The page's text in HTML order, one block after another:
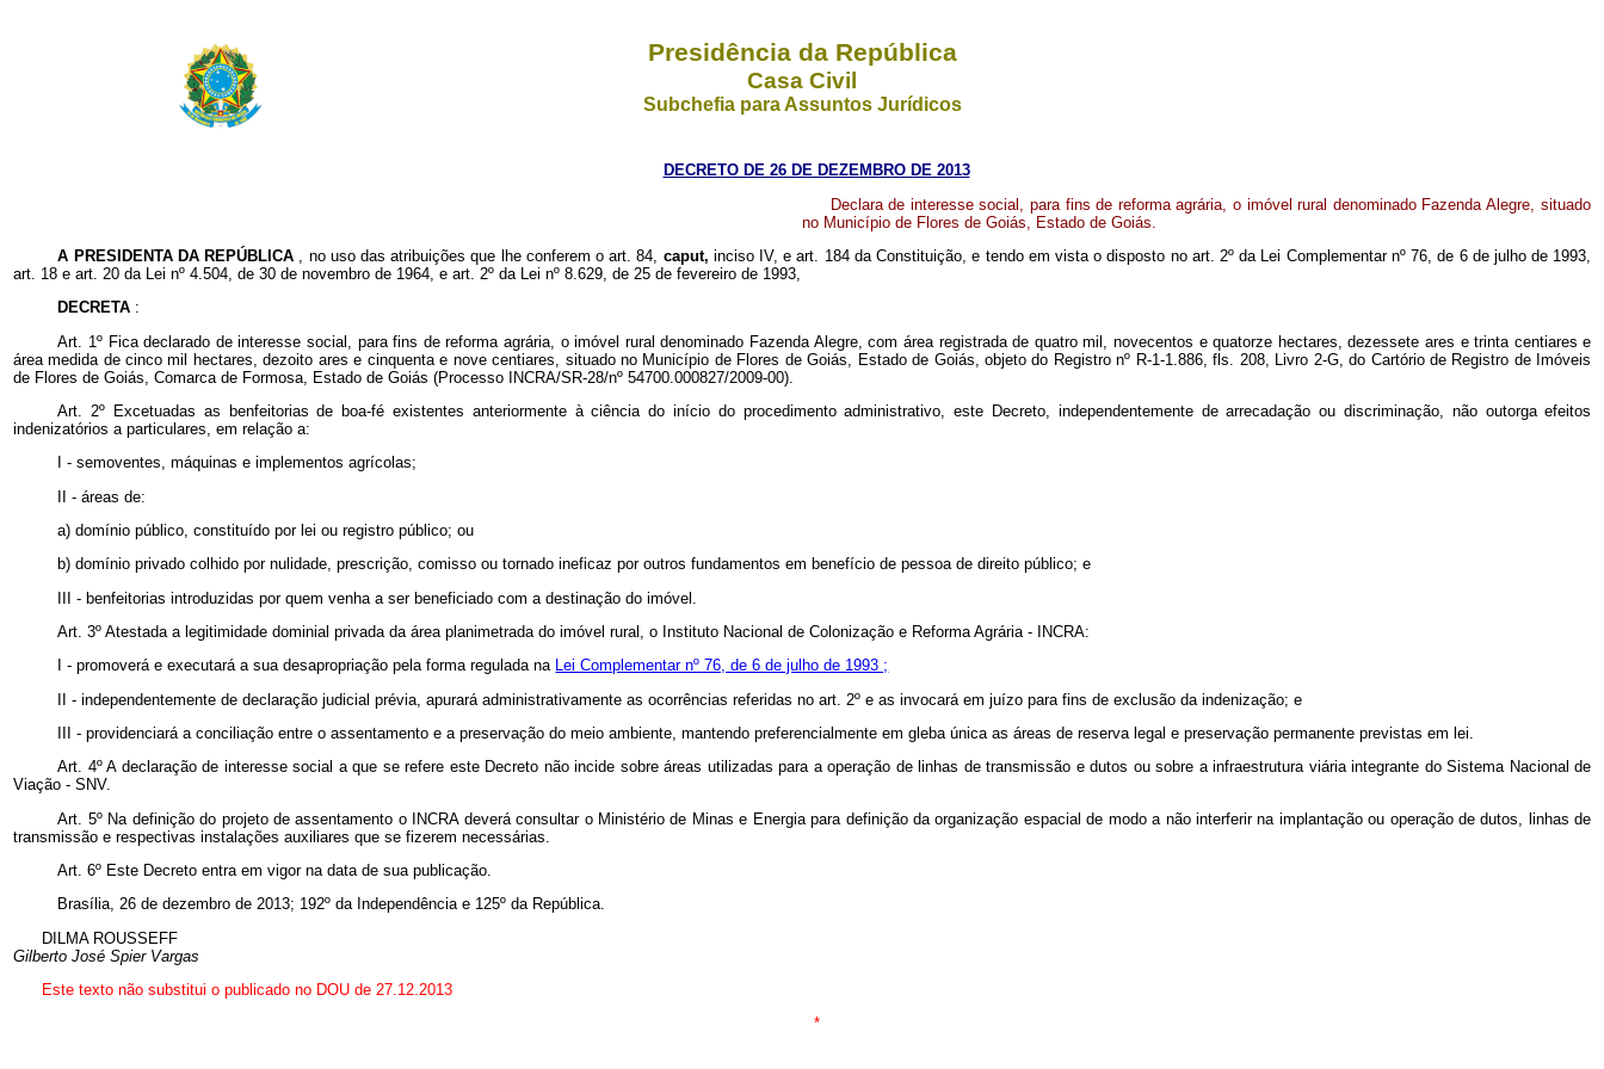
Presidência da República
Casa Civil
Subchefia para Assuntos Jurídicos
DECRETO DE 26 DE DEZEMBRO DE 2013
Declara de interesse social, para fins de reforma agrária, o imóvel rural denominado Fazenda Alegre, situado
no Município de Flores de Goiás, Estado de Goiás.
A PRESIDENTA DA REPÚBLICA
, no uso das atribuições que lhe conferem o art. 84, caput, inciso IV, e art. 184 da Constituição, e tendo em vista o disposto no art. 2º da Lei Complementar nº 76, de 6 de julho de 1993,
art. 18 e art. 20 da Lei nº 4.504, de 30 de novembro de 1964, e art. 2º da Lei nº 8.629, de 25 de fevereiro de 1993,
DECRETA :
Art. 1º Fica declarado de interesse social, para fins de reforma agrária, o imóvel rural denominado Fazenda Alegre, com área registrada de quatro mil, novecentos e quatorze hectares, dezessete ares e trinta centiares e
área medida de cinco mil hectares, dezoito ares e cinquenta e nove centiares, situado no Município de Flores de Goiás, Estado de Goiás, objeto do Registro nº R-1-1.886, fls. 208, Livro 2-G, do Cartório de Registro de Imóveis
de Flores de Goiás, Comarca de Formosa, Estado de Goiás (Processo INCRA/SR-28/nº 54700.000827/2009-00).
Art. 2º Excetuadas as benfeitorias de boa-fé existentes anteriormente à ciência do início do procedimento administrativo, este Decreto, independentemente de arrecadação ou discriminação, não outorga efeitos
indenizatórios a particulares, em relação a:
I - semoventes, máquinas e implementos agrícolas;
II - áreas de:
a) domínio público, constituído por lei ou registro público; ou
b) domínio privado colhido por nulidade, prescrição, comisso ou tornado ineficaz por outros fundamentos em benefício de pessoa de direito público; e
III - benfeitorias introduzidas por quem venha a ser beneficiado com a destinação do imóvel.
Art. 3º Atestada a legitimidade dominial privada da área planimetrada do imóvel rural, o Instituto Nacional de Colonização e Reforma Agrária - INCRA:
I - promoverá e executará a sua desapropriação pela forma regulada na Lei Complementar nº 76, de 6 de julho de 1993 ;
II - independentemente de declaração judicial prévia, apurará administrativamente as ocorrências referidas no art. 2º e as invocará em juízo para fins de exclusão da indenização; e
III - providenciará a conciliação entre o assentamento e a preservação do meio ambiente, mantendo preferencialmente em gleba única as áreas de reserva legal e preservação permanente previstas em lei.
Art. 4º A declaração de interesse social a que se refere este Decreto não incide sobre áreas utilizadas para a operação de linhas de transmissão e dutos ou sobre a infraestrutura viária integrante do Sistema Nacional de
Viação - SNV.
Art. 5º Na definição do projeto de assentamento o INCRA deverá consultar o Ministério de Minas e Energia para definição da organização espacial de modo a não interferir na implantação ou operação de dutos, linhas de
transmissão e respectivas instalações auxiliares que se fizerem necessárias.
Art. 6º Este Decreto entra em vigor na data de sua publicação.
Brasília, 26 de dezembro de 2013; 192º da Independência e 125º da República.
DILMA ROUSSEFF
Gilberto José Spier Vargas
Este texto não substitui o publicado no DOU de 27.12.2013
*